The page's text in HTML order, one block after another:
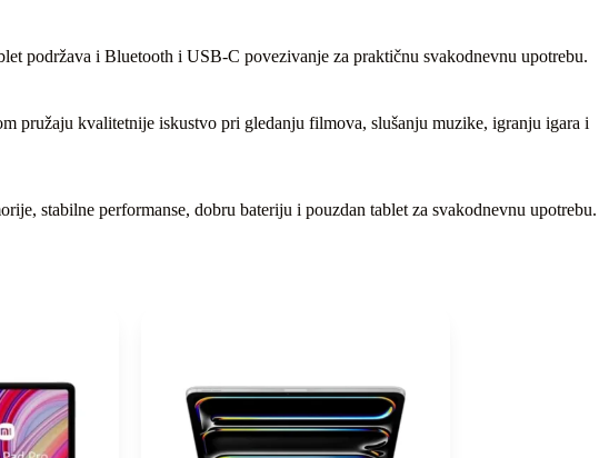
podržava i Bluetooth i USB-C povezivanje za praktičnu svakodnevnu upotrebu.
pružaju kvalitetnije iskustvo pri gledanju filmova, slušanju muzike, igranju igara i
stabilne performanse, dobru bateriju i pouzdan tablet za svakodnevnu upotrebu.